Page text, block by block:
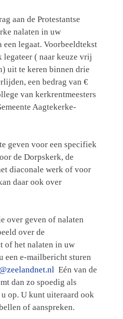
aan de Protestantse
nalaten in uw
legaat. Voorbeeldtekst
legateer ( naar keuze vrij
uit te keren binnen drie
een bedrag van €
van kerkrentmeesters
Aagtekerke-
geven voor een specifiek
de Dorpskerk, de
diaconale werk of voor
daar ook over
over geven of nalaten
over de
of het nalaten in uw
een e-mailbericht sturen
Eén van de
dan zo spoedig als
op. U kunt uiteraard ook
of aanspreken.